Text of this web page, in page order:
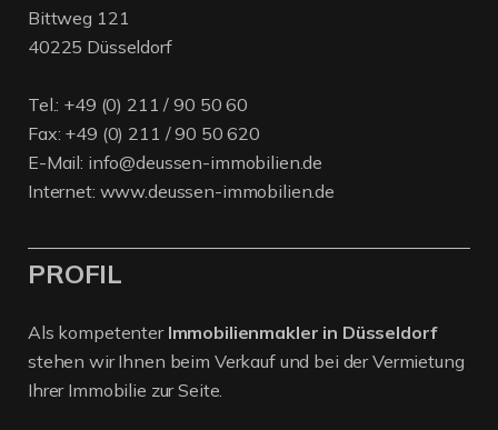
Bittweg 121
40225 Düsseldorf
Tel.: +49 (0) 211 / 90 50 60
Fax: +49 (0) 211 / 90 50 620
E-Mail: info@deussen-immobilien.de
Internet: www.deussen-immobilien.de
PROFIL
Als kompetenter Immobilienmakler in Düsseldorf
stehen wir Ihnen beim Verkauf und bei der Vermietung
Ihrer Immobilie zur Seite.